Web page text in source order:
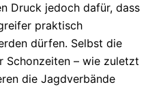
Druck jedoch dafür, dass
praktisch
dürfen. Selbst die
Schonzeiten – wie zuletzt
die Jagdverbände